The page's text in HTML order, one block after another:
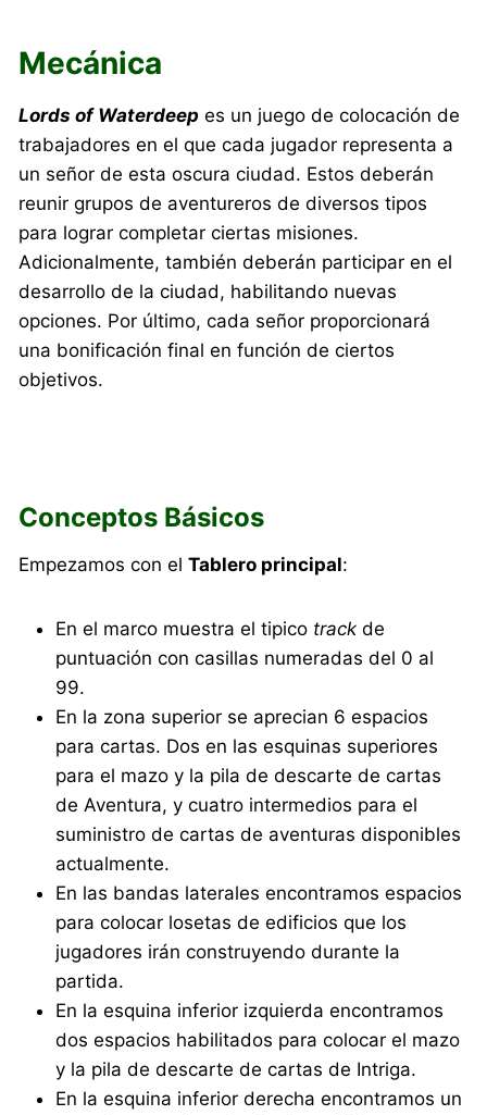
Mecánica
Lords of Waterdeep es un juego de colocación de
trabajadores en el que cada jugador representa a
un señor de esta oscura ciudad. Estos deberán
reunir grupos de aventureros de diversos tipos
para lograr completar ciertas misiones.
Adicionalmente, también deberán participar en el
desarrollo de la ciudad, habilitando nuevas
opciones. Por último, cada señor proporcionará
una bonificación final en función de ciertos
objetivos.
Conceptos Básicos
Empezamos con elTablero principal:
En el marco muestra el tipico track de
puntuación con casillas numeradas del 0 al
99.
En la zona superior se aprecian 6 espacios
para cartas. Dos en las esquinas superiores
para el mazo y la pila de descarte de cartas
de Aventura, y cuatro intermedios para el
suministro de cartas de aventuras disponibles
actualmente.
En las bandas laterales encontramos espacios
para colocar losetas de edificios que los
jugadores irán construyendo durante la
partida.
En la esquina inferior izquierda encontramos
dos espacios habilitados para colocar el mazo
y la pila de descarte de cartas de Intriga.
En la esquina inferior derecha encontramos un